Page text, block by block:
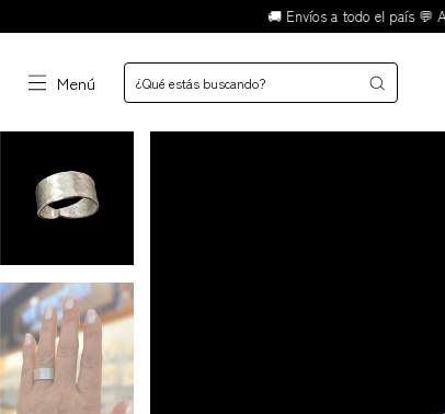
🚚 Envíos a todo el país 💬
Menú